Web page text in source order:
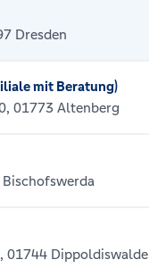
Dresden
mit Beratung)
01773 Altenberg
01744 Dippoldiswalde